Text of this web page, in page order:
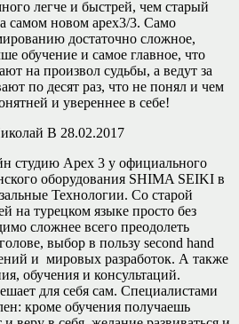
легче и быстрей, чем старый
самом новом apex3/3. Само
достаточно сложное,
обучение и самое главное, что
на произвол судьбы, а ведут за
по десят раз, что не понял и чем
и увереннее в себе!
B 28.02.2017
студию Apex 3 у официального
оборудования SHIMA SEIKI в
Технологии. Со старой
на турецком языке просто без
сложнее всего преодолеть
выбор в пользу second hand
и мировых разработок. А также
обучения и консультаций.
для себя сам. Специалистами
кроме обучения получаешь